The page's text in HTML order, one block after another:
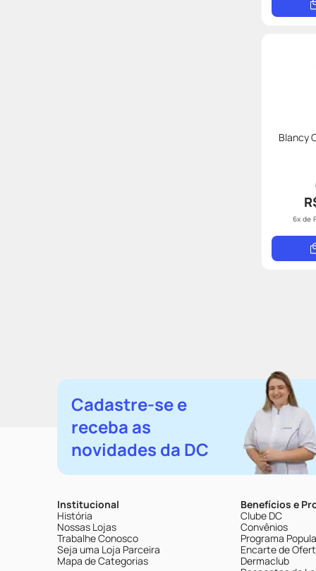
Blancy
6x de
Cadastre-se e
receba as
novidades da DC
Institucional
História
Nossas Lojas
Trabalhe Conosco
Seja uma Loja Parceira
Mapa de Categorias
Benefícios e
Clube DC
Convênios
Programa
Encarte de
Dermaclub